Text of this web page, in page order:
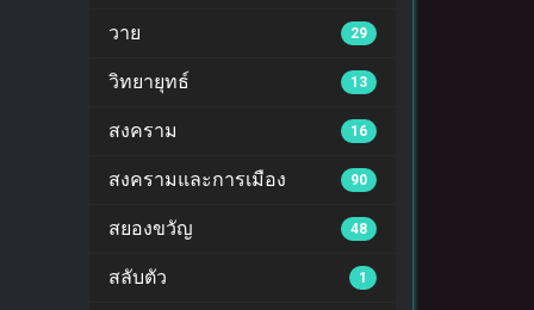
วาย 29
วิทยายุทธ์ 13
สงคราม 16
สงครามและการเมือง 90
สยองขวัญ 48
สลับตัว 1